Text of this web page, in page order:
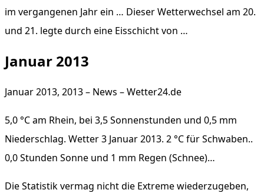
im vergangenen Jahr ein … Dieser Wetterwechsel am 20.
und 21. legte durch eine Eisschicht von …
Januar 2013
Januar 2013, 2013 – News – Wetter24.de
5,0 °C am Rhein, bei 3,5 Sonnenstunden und 0,5 mm
Niederschlag. Wetter 3 Januar 2013. 2 °C für Schwaben..
0,0 Stunden Sonne und 1 mm Regen (Schnee)…
Die Statistik vermag nicht die Extreme wiederzugeben,